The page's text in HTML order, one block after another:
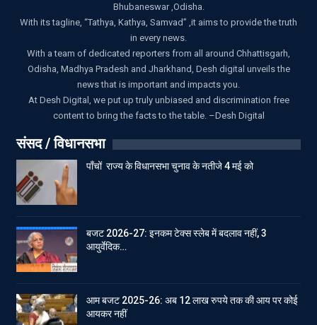
Bhubaneswar ,Odisha.
With its tagline, “Tathya, Kathya, Samvad” ,it aims to provide the truth
in every news.
With a team of dedicated reporters from all around Chhattisgarh,
Odisha, Madhya Pradesh and Jharkhand, Desh digital unveils the
news that is important and impacts you.
At Desh Digital, we put up truly unbiased and discrimination free
content to bring the facts to the table. –Desh Digital
संसद / विधानसभा
पाँचों राज्य के विधानसभा चुनाव के नतीजे 4 मई को
बजट 2026-27: इनकम टेक्स स्लेब में बदलाव नहीं, 3
आयुर्वेदिक…
आम बजट 2025-26: अब 12 लाख रुपये तक की आय पर कोई
आयकर नहीं